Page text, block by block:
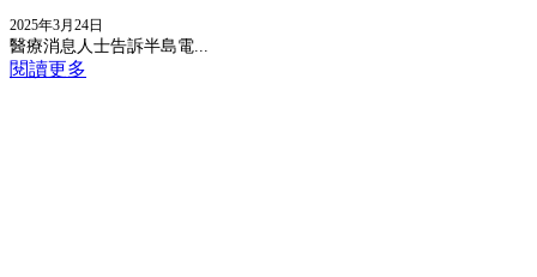
2025年3月24日
醫療消息人士告訴半島電...
閱讀更多